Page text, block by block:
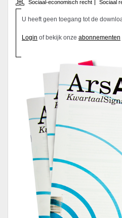
Sociaal-economisch recht Sociaal
U heeft geen toegang tot de
Login of bekijk onze abonnementen